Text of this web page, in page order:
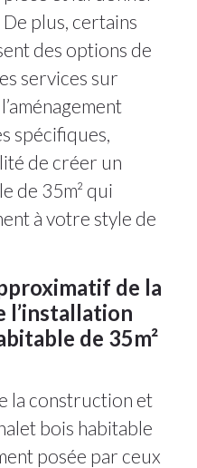
plus, certains
des options de
services sur
spécifiques,
de créer un
de 35m² qui
à votre style de
de la
l’installation
de 35m²
la construction et
bois habitable
posée par ceux